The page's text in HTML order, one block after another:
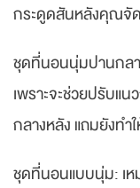
กระดูดสันหลังคุณจัด
ชุดที่นอนนุ่มปานกล
เพราะจะช่วยปรับแ
กลางหลัง แถมยังท
ชุดที่นอนแบบนุ่ม: เห